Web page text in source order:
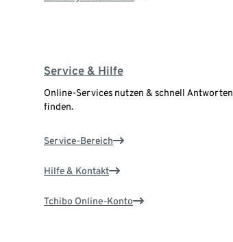
Service & Hilfe
Online-Services nutzen & schnell Antworten
finden.
Service-Bereich
Hilfe & Kontakt
Tchibo Online-Konto